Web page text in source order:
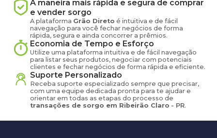
A maneira mais rápida e segura de comprar
e vender sorgo
A plataforma Grão Direto é intuitiva e de fácil
navegação para você fechar negócios de forma
rápida, segura e ainda concorrer a prêmios.
Economia de Tempo e Esforço
Utilize uma plataforma intuitiva e de fácil navegação
para listar seus produtos, negociar com potenciais
clientes e fechar negócios de forma rápida e eficiente.
Suporte Personalizado
Receba suporte especializado sempre que precisar,
com uma equipe dedicada pronta para te ajudar e
orientar em todas as etapas do processo de
transações de sorgo em Ribeirão Claro - PR.